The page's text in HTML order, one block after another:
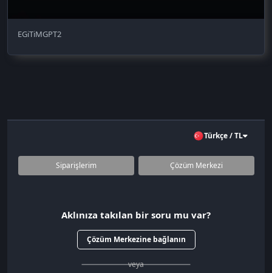
EGiTiMGPT2
Türkçe / TL
Siparişlerim Çözüm Merkezi
Aklınıza takılan bir soru mu var?
Çözüm Merkezine bağlanın
veya